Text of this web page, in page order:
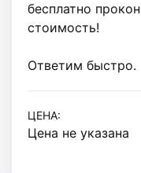
бесплатно
стоимость!
Ответим быстро.
ЦЕНА:
Цена не указана